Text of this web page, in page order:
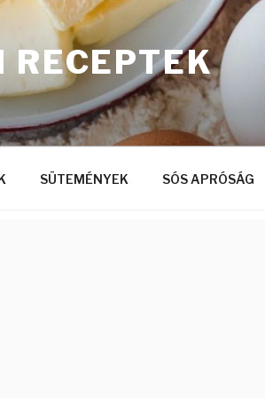
RECEPTEK
SÜTEMÉNYEK SÓS APRÓSÁG